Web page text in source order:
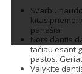
Svarbu
kitas
panašiai.
Nors dantis
tačiau esant
pastos.
Valykite